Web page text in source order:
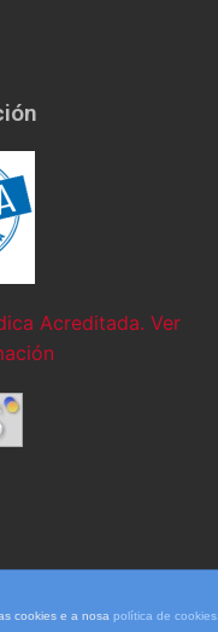
cookies e a nosa política de cookies